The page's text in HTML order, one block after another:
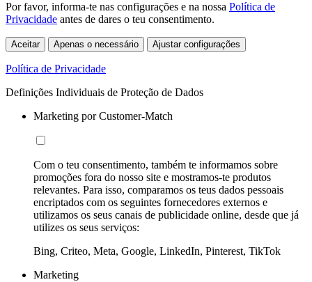
Por favor, informa-te nas configurações e na nossa Política de
Privacidade antes de dares o teu consentimento.
Aceitar Apenas o necessário Ajustar configurações
Política de Privacidade
Definições Individuais de Proteção de Dados
Marketing por Customer-Match
Com o teu consentimento, também te informamos sobre
promoções fora do nosso site e mostramos-te produtos
relevantes. Para isso, comparamos os teus dados pessoais
encriptados com os seguintes fornecedores externos e
utilizamos os seus canais de publicidade online, desde que já
utilizes os seus serviços:
Bing, Criteo, Meta, Google, LinkedIn, Pinterest, TikTok
Marketing